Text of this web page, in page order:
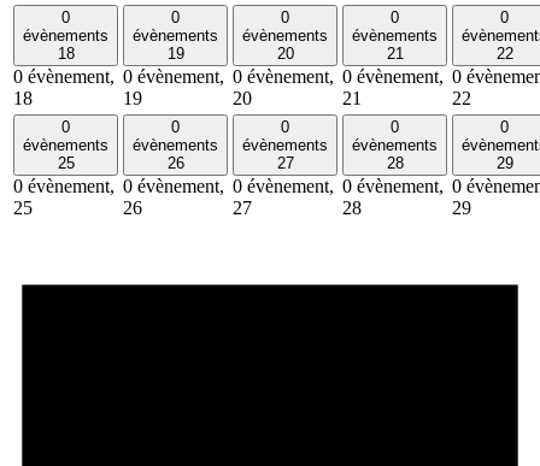
0
évènements
18
0 évènement,
18
0
évènements
19
0 évènement,
19
0
évènements
20
0 évènement,
20
0
évènements
21
0 évènement,
21
0
22
0
22
0
évènements
25
0 évènement,
25
0
évènements
26
0 évènement,
26
0
évènements
27
0 évènement,
27
0
évènements
28
0 évènement,
28
0
29
0
29